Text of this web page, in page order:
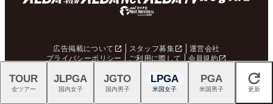
広告掲載について スタッフ募集
運営会社
プライバシーポリシー
ご利用に際して
会員規約
ゴルフ場予約サービス利用規約
マイページサービス利用規約
ポイント利用規約
お問合せ ヘルプ サイトマップ
閉じる
TOUR
全ツアー
JLPGA
国内女子
JGTO
国内男子
LPGA
米国女子
PGA
米国男子 更新